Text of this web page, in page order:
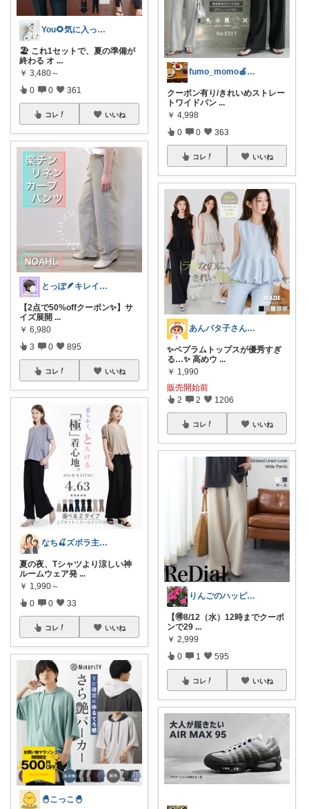
You🌻気に入ったもの正直レビュー
🏖 これ1セットで、夏の準備が
終わる オ ...
￥ 3,480～
0 0 361
コレ いいね
とっぽ🪶キレイめカジュアル|服とネイル
【2点で50%offクーポン✨】サ
イズ展開 ...
￥ 6,980
3 0 895
コレ いいね
なち🍒ズボラ主婦の日用品メモ
夏の夜、Tシャツより涼しい神
ルームウェア発 ...
￥ 1,990～
0 0 33
コレ いいね
🐣こっこ🐣
fumo_momo🍎いつもありがとう
クーポン有り/きれいめストレー
トワイドパン ...
￥ 4,998
0 0 363
コレ いいね
あんバタ子さん🥞🍞
✨ペプラムトップスが優秀すぎ
る…✨ 高めウ ...
￥ 1,990
販売開始前
2 2 1206
コレ いいね
りんごのハッピールーム🍎ご購入に感謝✨
【🉐8/12（水）12時までクーポ
ンで29 ...
￥ 2,999
0 1 595
コレ いいね